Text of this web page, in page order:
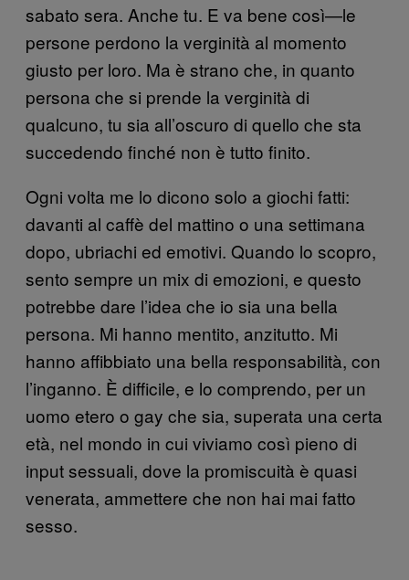
sabato sera. Anche tu. E va bene così—le
persone perdono la verginità al momento
giusto per loro. Ma è strano che, in quanto
persona che si prende la verginità di
qualcuno, tu sia all’oscuro di quello che sta
succedendo finché non è tutto finito.
Ogni volta me lo dicono solo a giochi fatti:
davanti al caffè del mattino o una settimana
dopo, ubriachi ed emotivi. Quando lo scopro,
sento sempre un mix di emozioni, e questo
potrebbe dare l’idea che io sia una bella
persona. Mi hanno mentito, anzitutto. Mi
hanno affibbiato una bella responsabilità, con
l’inganno. È difficile, e lo comprendo, per un
uomo etero o gay che sia, superata una certa
età, nel mondo in cui viviamo così pieno di
input sessuali, dove la promiscuità è quasi
venerata, ammettere che non hai mai fatto
sesso.